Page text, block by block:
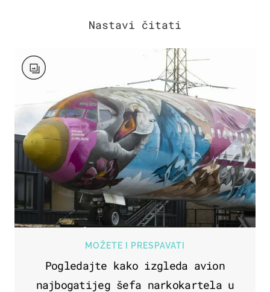
MOŽETE I PRESPAVATI
Pogledajte kako izgleda avion
najbogatijeg šefa narkokartela u